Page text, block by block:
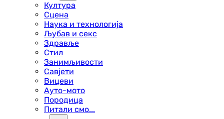
Култура
Сцена
Наука и технологија
Љубав и секс
Здравље
Стил
Занимљивости
Савјети
Вицеви
Ауто-мото
Породица
Питали смо...